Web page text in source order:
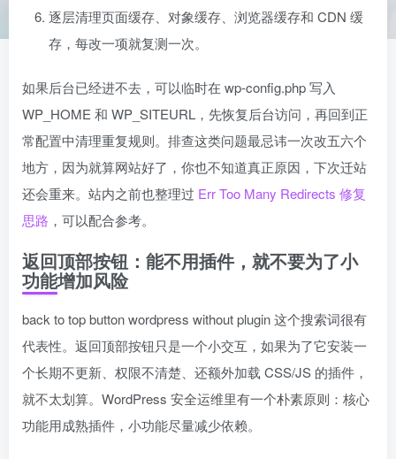
逐层清理页面缓存、对象缓存、浏览器缓存和 CDN 缓
存，每改一项就复测一次。
如果后台已经进不去，可以临时在 wp-config.php 写入
WP_HOME 和 WP_SITEURL，先恢复后台访问，再回到正
常配置中清理重复规则。排查这类问题最忌讳一次改五六个
地方，因为就算网站好了，你也不知道真正原因，下次迁站
还会重来。站内之前也整理过 Err Too Many Redirects 修复
思路 ，可以配合参考。
返回顶部按钮：能不用插件，就不要为了小
功能增加风险
back to top button wordpress without plugin 这个搜索词很有
代表性。返回顶部按钮只是一个小交互，如果为了它安装一
个长期不更新、权限不清楚、还额外加载 CSS/JS 的插件，
就不太划算。WordPress 安全运维里有一个朴素原则：核心
功能用成熟插件，小功能尽量减少依赖。